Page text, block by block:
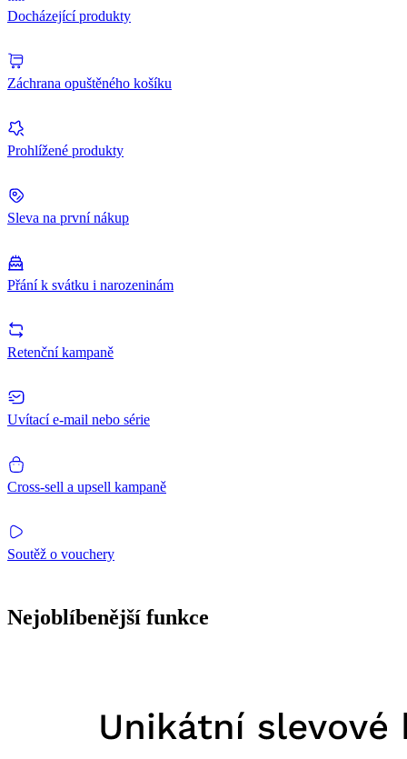
Docházející produkty
Záchrana opuštěného košíku
Prohlížené produkty
Sleva na první nákup
Přání k svátku i narozeninám
Retenční kampaně
Uvítací e-mail nebo série
Cross-sell a upsell kampaně
Soutěž o vouchery
Nejoblíbenější funkce